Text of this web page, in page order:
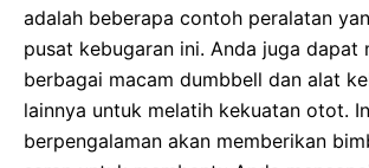
adalah beberapa contoh peralatan
pusat kebugaran ini. Anda juga dapat
berbagai macam dumbbell dan alat
lainnya untuk melatih kekuatan otot.
berpengalaman akan memberikan